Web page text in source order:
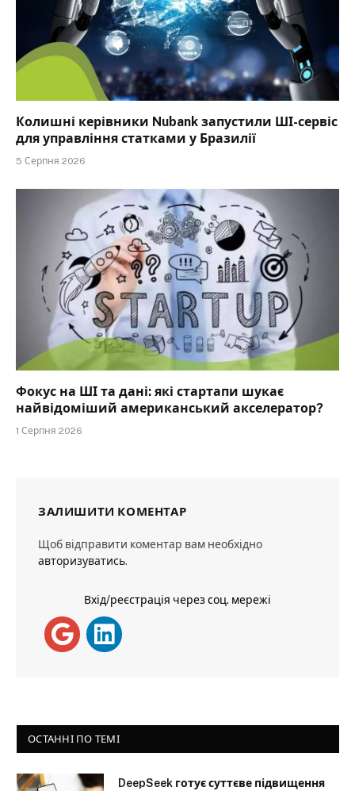
Колишні керівники Nubank запустили ШІ-сервіс
для управління статками у Бразилії
5 Серпня 2026
Фокус на ШІ та дані: які стартапи шукає
найвідоміший американський акселератор?
1 Серпня 2026
ЗАЛИШИТИ КОМЕНТАР
Щоб відправити коментар вам необхідно
авторизуватись.
Вхід/реєстрація через соц. мережі
ОСТАННІ ПО ТЕМІ
DeepSeek готує суттєве підвищення